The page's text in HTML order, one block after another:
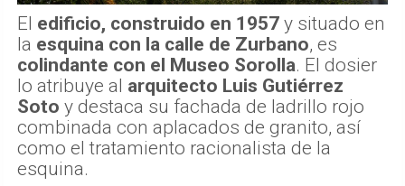
El edificio, construido en 1957 y situado en
la esquina con la calle de Zurbano, es
colindante con el Museo Sorolla. El dosier
lo atribuye al arquitecto Luis Gutiérrez
Soto y destaca su fachada de ladrillo rojo
combinada con aplacados de granito, así
como el tratamiento racionalista de la
esquina.